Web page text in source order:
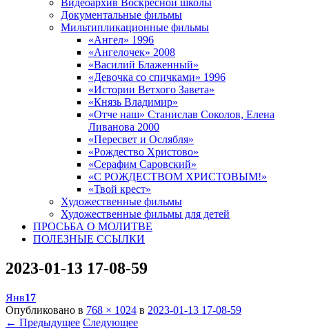
Документальные фильмы
Мильтипликационные фильмы
«Ангел» 1996
«Ангелочек» 2008
«Василий Блаженный»
«Девочка со спичками» 1996
«Истории Ветхого Завета»
«Князь Владимир»
«Отче наш» Станислав Соколов, Елена
Ливанова 2000
«Пересвет и Ослябля»
«Рождество Христово»
«Серафим Саровский»
«С РОЖДЕСТВОМ ХРИСТОВЫМ!»
«Твой крест»
Художественные фильмы
Художественные фильмы для детей
ПРОСЬБА О МОЛИТВЕ
ПОЛЕЗНЫЕ ССЫЛКИ
2023-01-13 17-08-59
Янв17
Опубликовано в 768 × 1024 в 2023-01-13 17-08-59
← Предыдущее Следующее